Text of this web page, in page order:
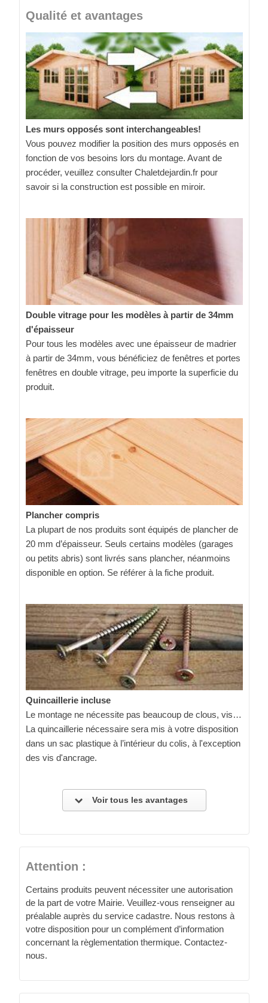
Qualité et avantages
Les murs opposés sont interchangeables!
Vous pouvez modifier la position des murs opposés en
fonction de vos besoins lors du montage. Avant de
procéder, veuillez consulter Chaletdejardin.fr pour
savoir si la construction est possible en miroir.
Double vitrage pour les modèles à partir de 34mm
d'épaisseur
Pour tous les modèles avec une épaisseur de madrier
à partir de 34mm, vous bénéficiez de fenêtres et portes
fenêtres en double vitrage, peu importe la superficie du
produit.
Plancher compris
La plupart de nos produits sont équipés de plancher de
20 mm d’épaisseur. Seuls certains modèles (garages
ou petits abris) sont livrés sans plancher, néanmoins
disponible en option. Se référer à la fiche produit.
Quincaillerie incluse
Le montage ne nécessite pas beaucoup de clous, vis…
La quincaillerie nécessaire sera mis à votre disposition
dans un sac plastique à l’intérieur du colis, à l'exception
des vis d'ancrage.
Voir tous les avantages
Attention :
Certains produits peuvent nécessiter une autorisation
de la part de votre Mairie. Veuillez-vous renseigner au
préalable auprès du service cadastre. Nous restons à
votre disposition pour un complément d’information
concernant la règlementation thermique. Contactez-
nous.